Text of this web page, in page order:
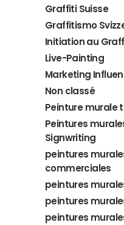
Graffiti Suisse
Graffitismo
Initiation au
Live-Painting
Marketing
Non classé
Peinture murale
Peintures
Signwriting
peintures
commerciales
peintures
peintures
peintures